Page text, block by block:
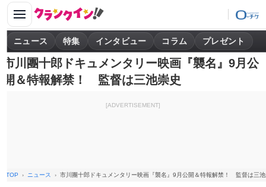
ニュース 特集 インタビュー コラム プレゼント
市川團十郎ドキュメンタリー映画『襲名』9月公
開＆特報解禁！ 監督は三池崇史
[ADVERTISEMENT]
TOP ニュース 市川團十郎ドキュメンタリー映画『襲名』9月公開＆特報解禁！ 監督は三